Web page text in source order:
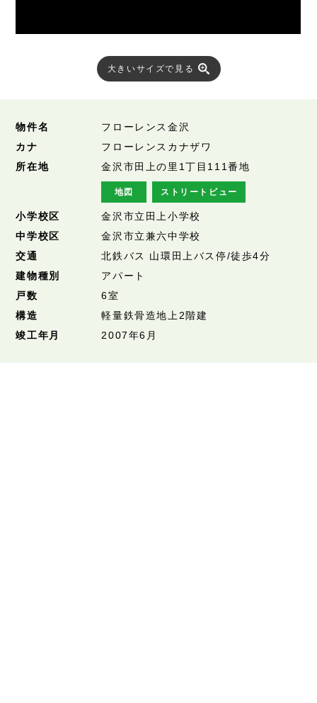
大きいサイズで見る
物件名
フローレンス金沢
カナ
フローレンスカナザワ
所在地
金沢市田上の里1丁目111番地
地図 ストリートビュー
小学校区
金沢市立田上小学校
中学校区
金沢市立兼六中学校
交通
北鉄バス 山環田上バス停/徒歩4分
建物種別
アパート
戸数
6室
構造
軽量鉄骨造地上2階建
竣工年月
2007年6月